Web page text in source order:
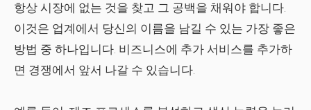
항상 시장에 없는 것을 찾고 그 공백을 채워야 합니다.
이것은 업계에서 당신의 이름을 남길 수 있는 가장 좋은
방법 중 하나입니다. 비즈니스에 추가 서비스를 추가하
면 경쟁에서 앞서 나갈 수 있습니다.